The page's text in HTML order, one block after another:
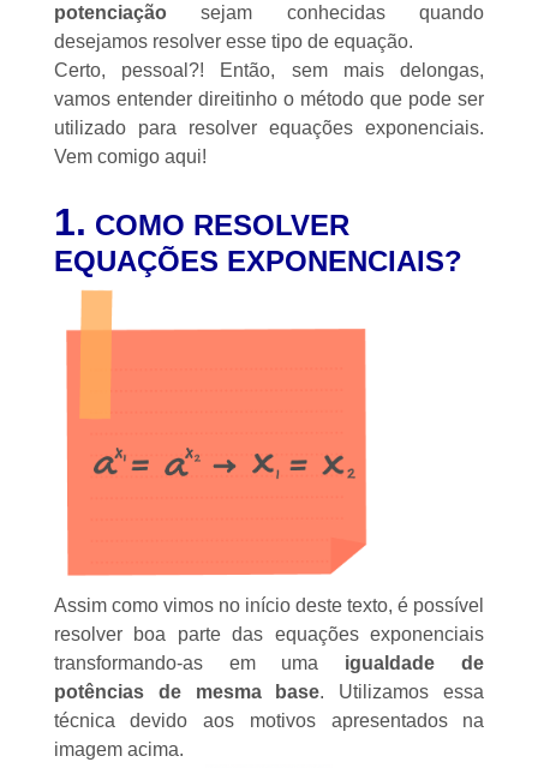
potenciaçãosejam conhecidas quando
desejamos resolver esse tipo de equação.
Certo, pessoal?! Então, sem mais delongas,
vamos entender direitinho o método que pode ser
utilizado para resolver equações exponenciais.
Vem comigo aqui!
1. COMO RESOLVER
EQUAÇÕES EXPONENCIAIS?
Assim como vimos no início deste texto, é possível
resolver boa parte das equações exponenciais
transformando-as em uma igualdade de
potências
de mesma base. Utilizamos essa
técnica devido aos motivos apresentados na
imagem acima.